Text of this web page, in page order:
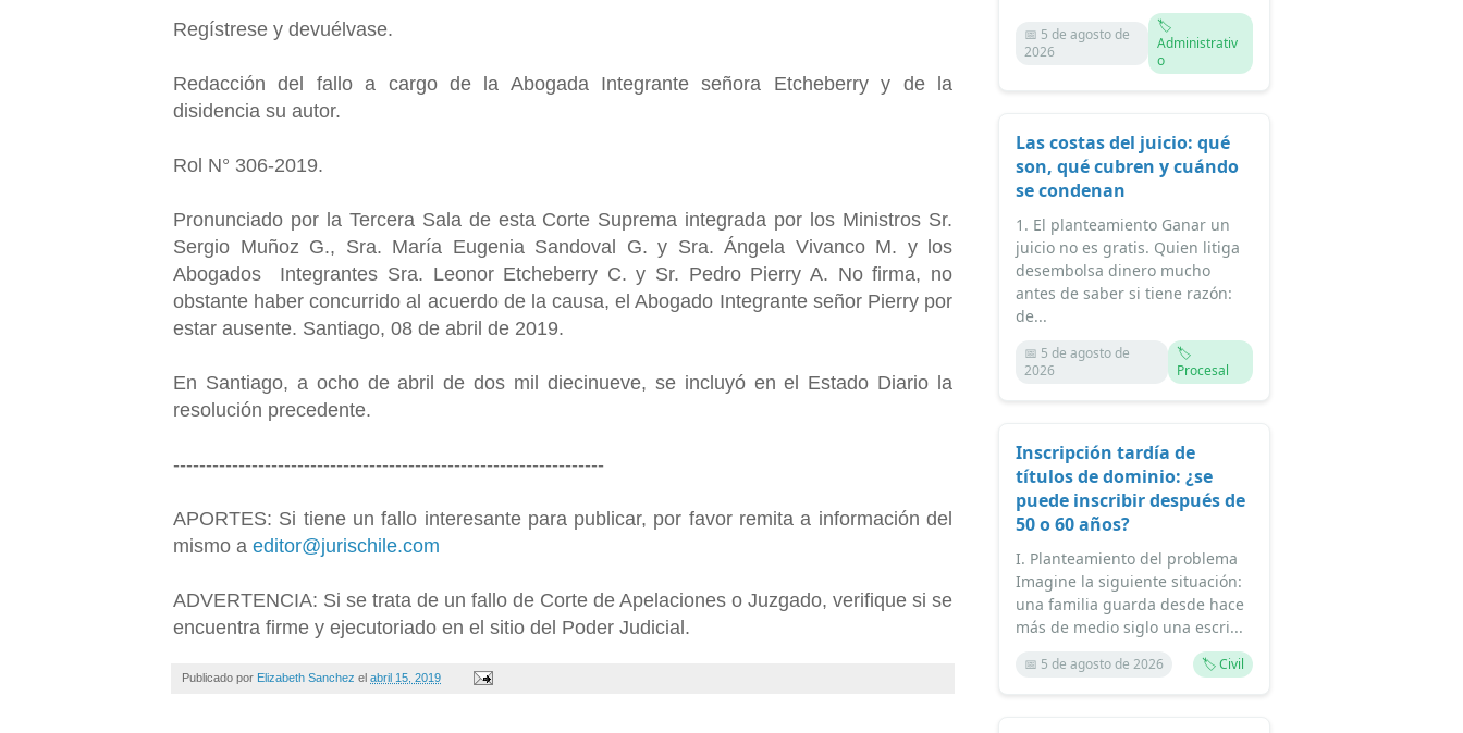
Regístrese y devuélvase.
Redacción del fallo a cargo de la Abogada Integrante señora Etcheberry y de la
disidencia su autor.
Rol N° 306-2019.
Pronunciado por la Tercera Sala de esta Corte Suprema integrada por los Ministros Sr.
Sergio Muñoz G., Sra. María Eugenia Sandoval G. y Sra. Ángela Vivanco M. y los
Abogados Integrantes Sra. Leonor Etcheberry C. y Sr. Pedro Pierry A. No firma, no
obstante haber concurrido al acuerdo de la causa, el Abogado Integrante señor Pierry por
estar ausente. Santiago, 08 de abril de 2019.
En Santiago, a ocho de abril de dos mil diecinueve, se incluyó en el Estado Diario la
resolución precedente.
------------------------------------------------------------------
APORTES: Si tiene un fallo interesante para publicar, por favor remita a información del
mismo a editor@jurischile.com
ADVERTENCIA: Si se trata de un fallo de Corte de Apelaciones o Juzgado, verifique si se
encuentra firme y ejecutoriado en el sitio del Poder Judicial.
Publicado por Elizabeth Sanchez el abril 15, 2019
📅 5 de agosto de
2026
🏷️
Administrativ
o
Las costas del juicio: qué
son, qué cubren y cuándo
se condenan
1. El planteamiento Ganar un
juicio no es gratis. Quien litiga
desembolsa dinero mucho
antes de saber si tiene razón:
de...
📅 5 de agosto de
2026
🏷️
Procesal
Inscripción tardía de
títulos de dominio: ¿se
puede inscribir después de
50 o 60 años?
I. Planteamiento del problema
Imagine la siguiente situación:
una familia guarda desde hace
más de medio siglo una escri...
📅 5 de agosto de 2026 🏷️ Civil